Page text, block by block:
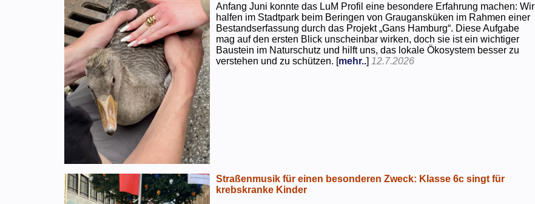
Anfang Juni konnte das LuM Profil eine besondere Erfahrung machen: Wir
halfen im Stadtpark beim Beringen von Graugansküken im Rahmen einer
Bestandserfassung durch das Projekt „Gans Hamburg“. Diese Aufgabe
mag auf den ersten Blick unscheinbar wirken, doch sie ist ein wichtiger
Baustein im Naturschutz und hilft uns, das lokale Ökosystem besser zu
verstehen und zu schützen. [mehr..] 12.7.2026
Straßenmusik für einen besonderen Zweck: Klasse 6c singt für
krebskranke Kinder